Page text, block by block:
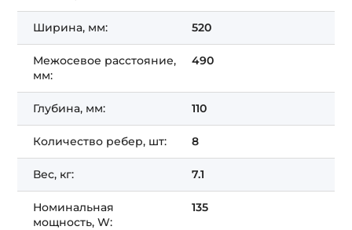
Ширина, мм: 520
Межосевое расстояние,
мм:
490
Глубина, мм: 110
Количество ребер, шт: 8
Вес, кг: 7.1
Номинальная
мощность, W:
135